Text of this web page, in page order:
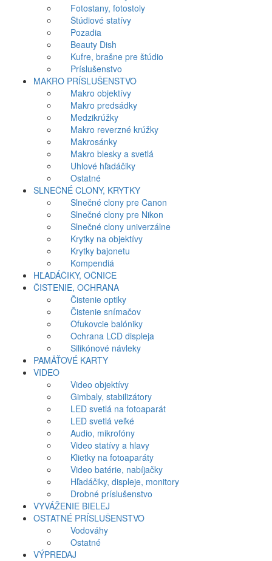
Fotostany, fotostoly
Štúdiové statívy
Pozadia
Beauty Dish
Kufre, brašne pre štúdio
Príslušenstvo
MAKRO PRÍSLUŠENSTVO
Makro objektívy
Makro predsádky
Medzikrúžky
Makro reverzné krúžky
Makrosánky
Makro blesky a svetlá
Uhlové hľadáčiky
Ostatné
SLNEČNÉ CLONY, KRYTKY
Slnečné clony pre Canon
Slnečné clony pre Nikon
Slnečné clony univerzálne
Krytky na objektívy
Krytky bajonetu
Kompendiá
HĽADÁČIKY, OČNICE
ČISTENIE, OCHRANA
Čistenie optiky
Čistenie snímačov
Ofukovcie balóniky
Ochrana LCD displeja
Silikónové návleky
PAMÄŤOVÉ KARTY
VIDEO
Video objektívy
Gimbaly, stabilizátory
LED svetlá na fotoaparát
LED svetlá veľké
Audio, mikrofóny
Video statívy a hlavy
Klietky na fotoaparáty
Video batérie, nabíjačky
Hľadáčiky, displeje, monitory
Drobné príslušenstvo
VYVÁŽENIE BIELEJ
OSTATNÉ PRÍSLUŠENSTVO
Vodováhy
Ostatné
VÝPREDAJ